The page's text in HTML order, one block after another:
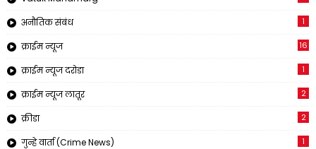
अनौतिक संबंध 1
क्राईम न्यूज 16
क्राईम न्यूज दरोडा 1
क्राईम न्यूज लातूर 2
क्रीडा 2
गुन्हे वार्ता (Crime News) 1